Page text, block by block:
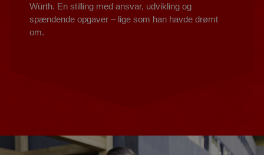
Würth. En stilling med ansvar, udvikling og
spændende opgaver – lige som han havde drømt
om.